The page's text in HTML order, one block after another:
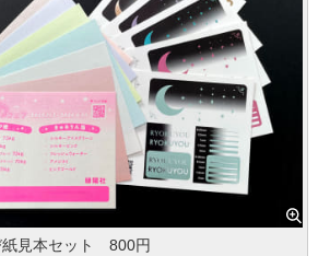
紙見本セット 800円